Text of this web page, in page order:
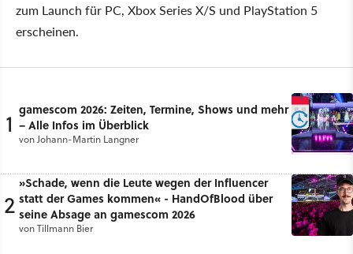
zum Launch für PC, Xbox Series X/S und PlayStation 5
erscheinen.
1 gamescom 2026: Zeiten, Termine, Shows und mehr
– Alle Infos im Überblick
vonJohann-Martin Langner
2
»Schade, wenn die Leute wegen der Influencer
statt der Games kommen« - HandOfBlood über
seine Absage an gamescom 2026
vonTillmann Bier